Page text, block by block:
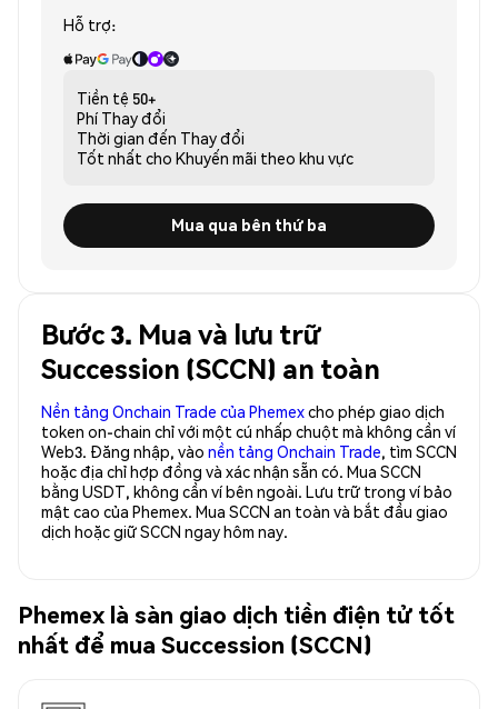
Hỗ trợ:
Tiền tệ 50+
Phí Thay đổi
Thời gian đến Thay đổi
Tốt nhất cho Khuyến mãi theo khu vực
Mua qua bên thứ ba
Bước 3. Mua và lưu trữ
Succession (SCCN) an toàn
Nền tảng Onchain Trade của Phemexcho phép giao dịch
token on-chain chỉ với một cú nhấp chuột mà không cần ví
Web3. Đăng nhập, vào nền tảng Onchain Trade, tìm SCCN
hoặc địa chỉ hợp đồng và xác nhận sẵn có. Mua SCCN
bằng USDT, không cần ví bên ngoài. Lưu trữ trong ví bảo
mật cao của Phemex. Mua SCCN an toàn và bắt đầu giao
dịch hoặc giữ SCCN ngay hôm nay.
Phemex là sàn giao dịch tiền điện tử tốt
nhất để mua Succession (SCCN)